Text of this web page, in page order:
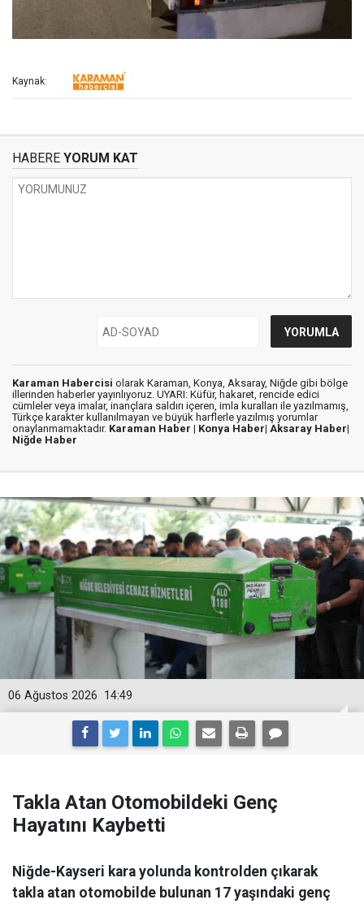
Kaynak:
HABERE YORUM KAT
Karaman Habercisi olarak Karaman, Konya, Aksaray, Niğde gibi bölge
illerinden haberler yayınlıyoruz. UYARI: Küfür, hakaret, rencide edici
cümleler veya imalar, inançlara saldırı içeren, imla kuralları ile yazılmamış,
Türkçe karakter kullanılmayan ve büyük harflerle yazılmış yorumlar
onaylanmamaktadır. Karaman Haber | Konya Haber| Aksaray Haber|
Niğde Haber
14:49
06 Ağustos 2026
Takla Atan Otomobildeki Genç
Hayatını Kaybetti
Niğde-Kayseri kara yolunda kontrolden çıkarak
takla atan otomobilde bulunan 17 yaşındaki genç